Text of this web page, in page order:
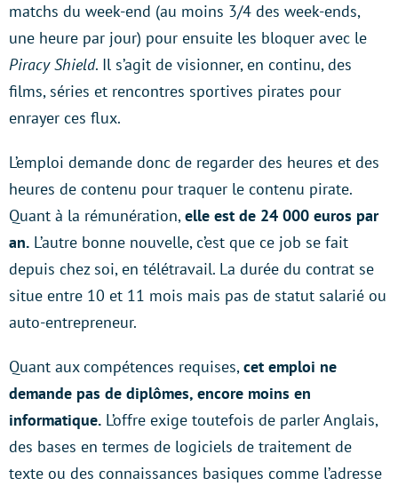
matchs du week-end (au moins 3/4 des week-ends,
une heure par jour) pour ensuite les bloquer avec le
Piracy Shield. Il s’agit de visionner, en continu, des
films, séries et rencontres sportives pirates pour
enrayer ces flux.
L’emploi demande donc de regarder des heures et des
heures de contenu pour traquer le contenu pirate.
Quant à la rémunération,elle est de 24 000 euros par
an. L’autre bonne nouvelle, c’est que ce job se fait
depuis chez soi, en télétravail. La durée du contrat se
situe entre 10 et 11 mois mais pas de statut salarié ou
auto-entrepreneur.
Quant aux compétences requises,cet emploi ne
demande pas de diplômes, encore moins en
informatique. L’offre exige toutefois de parler Anglais,
des bases en termes de logiciels de traitement de
texte ou des connaissances basiques comme l’adresse